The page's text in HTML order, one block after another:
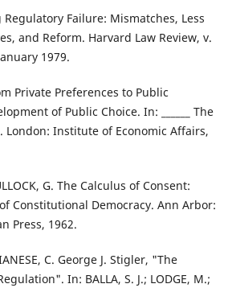
Regulatory Failure: Mismatches, Less
and Reform. Harvard Law Review, v.
1979.
Private Preferences to Public
of Public Choice. In: ______ The
London: Institute of Economic Affairs,
G. The Calculus of Consent:
Constitutional Democracy. Ann Arbor:
Press, 1962.
C. George J. Stigler, "The
In: BALLA, S. J.; LODGE, M.;